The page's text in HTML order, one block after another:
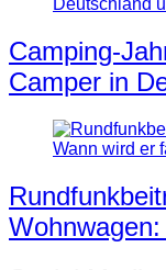
Camping-
Camper in